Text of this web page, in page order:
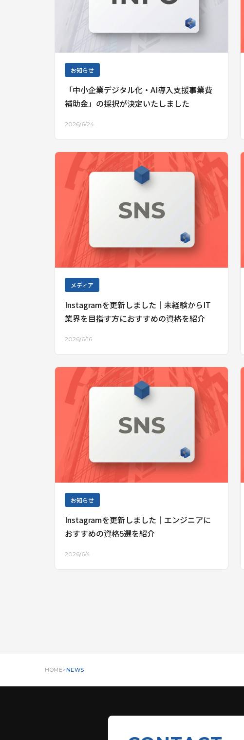
お知らせ
「中小企業デジタル化・AI導入支援事業費
補助金」の採択が決定いたしました
2026/6/24
メディア
Instagramを更新しました｜未経験からIT
業界を目指す方におすすめの資格を紹介
2026/6/16
お知らせ
Instagramを更新しました｜エンジニアに
おすすめの資格5選を紹介
2026/6/4
HOME NEWS